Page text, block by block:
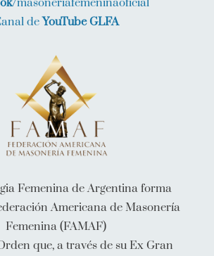
deYouTube GLFA
Femenina de Argentina forma
Americana de Masonería
Femenina (FAMAF)
que, a través de su Ex Gran